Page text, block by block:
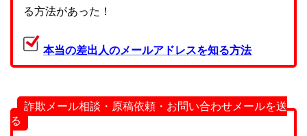
る方法があった！
本当の差出人のメールアドレスを知る方法
詐欺メール相談・原稿依頼・お問い合わせメールを送
る